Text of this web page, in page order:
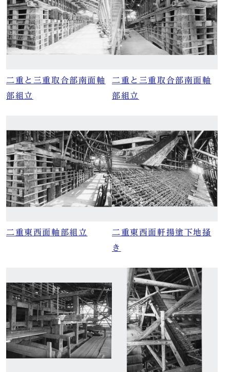
二重と三重取合部南面軸
部組立
二重と三重取合部南面軸
部組立
二重東西面軸部組立
二重東西面軒揚塗下地掻
き